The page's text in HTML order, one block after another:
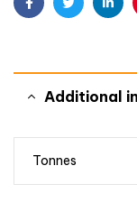
FacebookTwitter
Additional
Tonnes